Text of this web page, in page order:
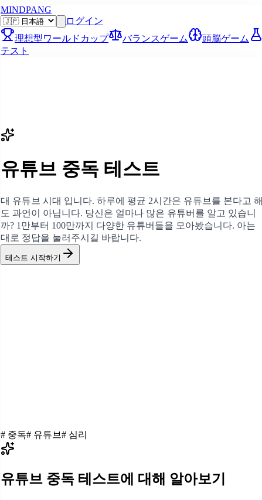
MINDPANG
ログイン
理想型ワールドカップ
バランスゲーム
頭脳ゲーム
テスト
유튜브 중독 테스트
대 유튜브 시대 입니다. 하루에 평균 2시간은 유튜브를 본다고 해
도 과언이 아닙니다. 당신은 얼마나 많은 유튜버를 알고 있습니
까? 1만부터 100만까지 다양한 유튜버들을 모아봤습니다. 아는
대로 정답을 눌러주시길 바랍니다.
테스트 시작하기
# 중독# 유튜브# 심리
유튜브 중독 테스트에 대해 알아보기